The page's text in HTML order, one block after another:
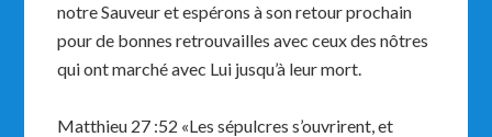
notre Sauveur et espérons à son retour prochain
pour de bonnes retrouvailles avec ceux des nôtres
qui ont marché avec Lui jusqu’à leur mort.
Matthieu 27 :52 «Les sépulcres s’ouvrirent, et